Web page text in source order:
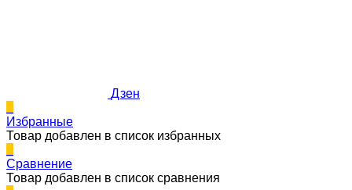
Дзен
Избранные
Товар добавлен в список избранных
Сравнение
Товар добавлен в список сравнения